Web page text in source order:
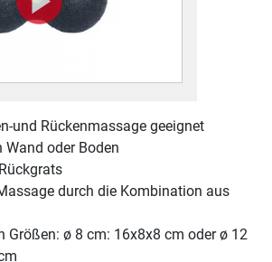
und Rückenmassage geeignet
Wand oder Boden
durch die Kombination aus
Größen: ø 8 cm: 16x8x8 cm oder ø 12